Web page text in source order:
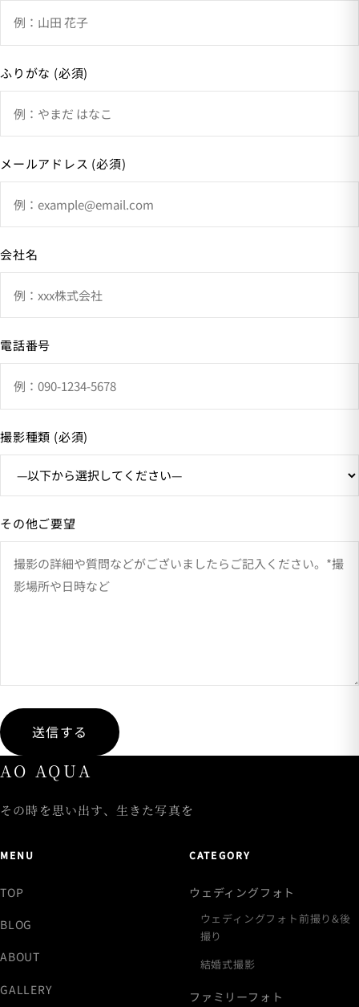
ふりがな (必須)
メールアドレス (必須)
会社名
電話番号
撮影種類 (必須)
その他ご要望
送信する
AO AQUA
その時を思い出す、生きた写真を
MENU
TOP
BLOG
ABOUT
GALLERY
CATEGORY
ウェディングフォト
ウェディングフォト前撮り&後
撮り
結婚式撮影
ファミリーフォト